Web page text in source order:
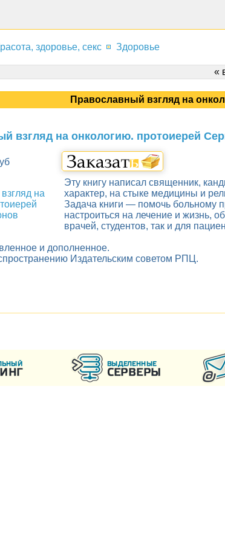
здоровье, секс Здоровье
«
Православный взгляд на
взгляд на онкологию. протоиерей
Эту книгу написал священник,
характер, на стыке медицины и
Задача книги — помочь больному
настроиться на лечение и жизнь,
врачей, студентов, так и для
и дополненное.
Издательским советом РПЦ.